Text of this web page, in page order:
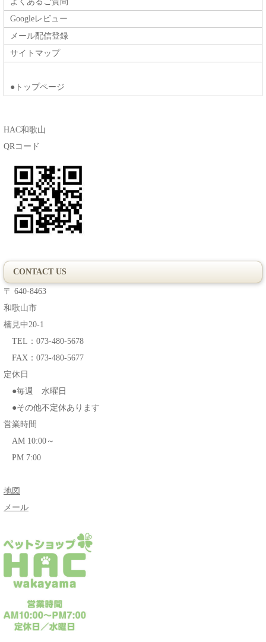
Googleレビュー
メール配信登録
サイトマップ
●トップページ
HAC和歌山
QRコード
CONTACT US
〒 640-8463
和歌山市
楠見中20-1
TEL：073-480-5678
FAX：073-480-5677
定休日
●毎週 水曜日
●その他不定休あります
営業時間
AM 10:00～
PM 7:00
地図
メール